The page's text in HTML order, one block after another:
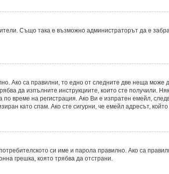
Също така е възможно администраторът да е
Ако са правилни, то едно от следните две неща може
да изпълните инструкциите, които сте получили.
време на регистрация. Ако Ви е изпратен емейл,
като спам. Ако сте сигурни, че емейл адресът,
си име и парола правилно. Ако са
грешка, която трябва да отстрани.